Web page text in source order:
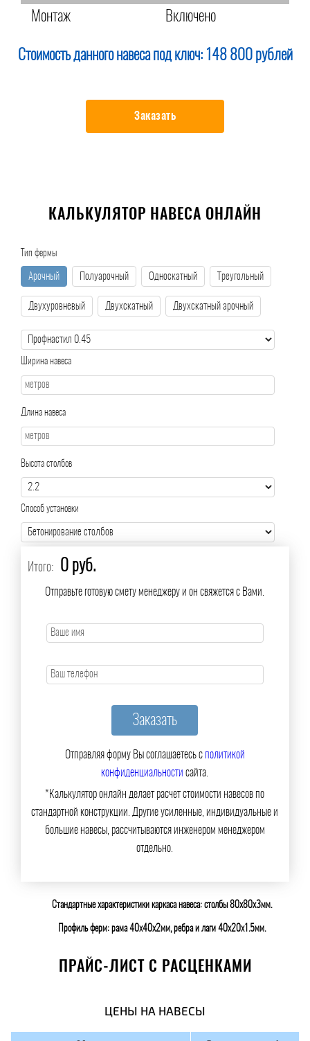
Монтаж
Включено
Стоимость данного навеса под ключ: 148 800 рублей
Заказать
КАЛЬКУЛЯТОР НАВЕСА ОНЛАЙН
Тип фермы
Арочный Полуарочный Односкатный Треугольный
Двухуровневый Двухскатный Двухскатный арочный
Ширина навеса
Длина навеса
Высота столбов
Способ установки
Итого: 0 руб.
Отправьте готовую смету менеджеру и он свяжется с Вами.
Отправляя форму Вы соглашаетесь сполитикой
конфиденциальности сайта.
*Калькулятор онлайн делает расчет стоимости навесов по
стандартной конструкции. Другие усиленные, индивидуальные и
большие навесы, рассчитываются инженером менеджером
отдельно.
Стандартные характеристики каркаса навеса: столбы 80х80х3мм.
Профиль ферм: рама 40х40х2мм, ребра и лаги 40х20х1.5мм.
ПРАЙС-ЛИСТ С РАСЦЕНКАМИ
ЦЕНЫ НА НАВЕСЫ